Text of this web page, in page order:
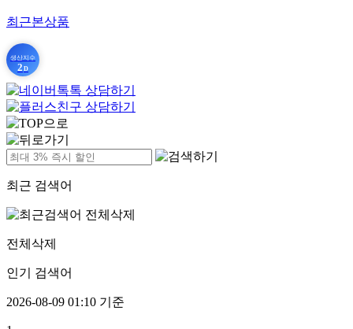
최근본상품
생산지수
2 D
최근 검색어
전체삭제
인기 검색어
2026-08-09 01:10 기준